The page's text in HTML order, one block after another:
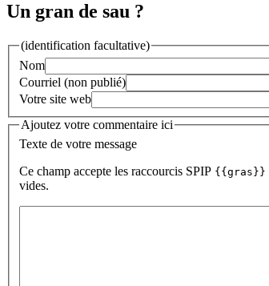
Un gran de sau ?
(identification facultative)
Nom
Courriel (non publié)
Votre site web
Ajoutez votre commentaire ici
Texte de votre message
Ce champ accepte les raccourcis SPIP {{gras}}
vides.